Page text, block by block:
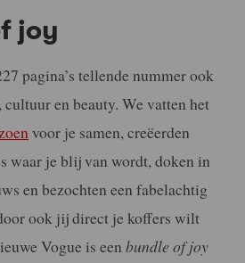
joy
pagina’s tellende nummer ook
en beauty. We vatten het
voor je samen, creëerden
waar je blij van wordt, doken in
en bezochten een fabelachtig
ook jij direct je koffers wilt
Vogue is een bundle of joy